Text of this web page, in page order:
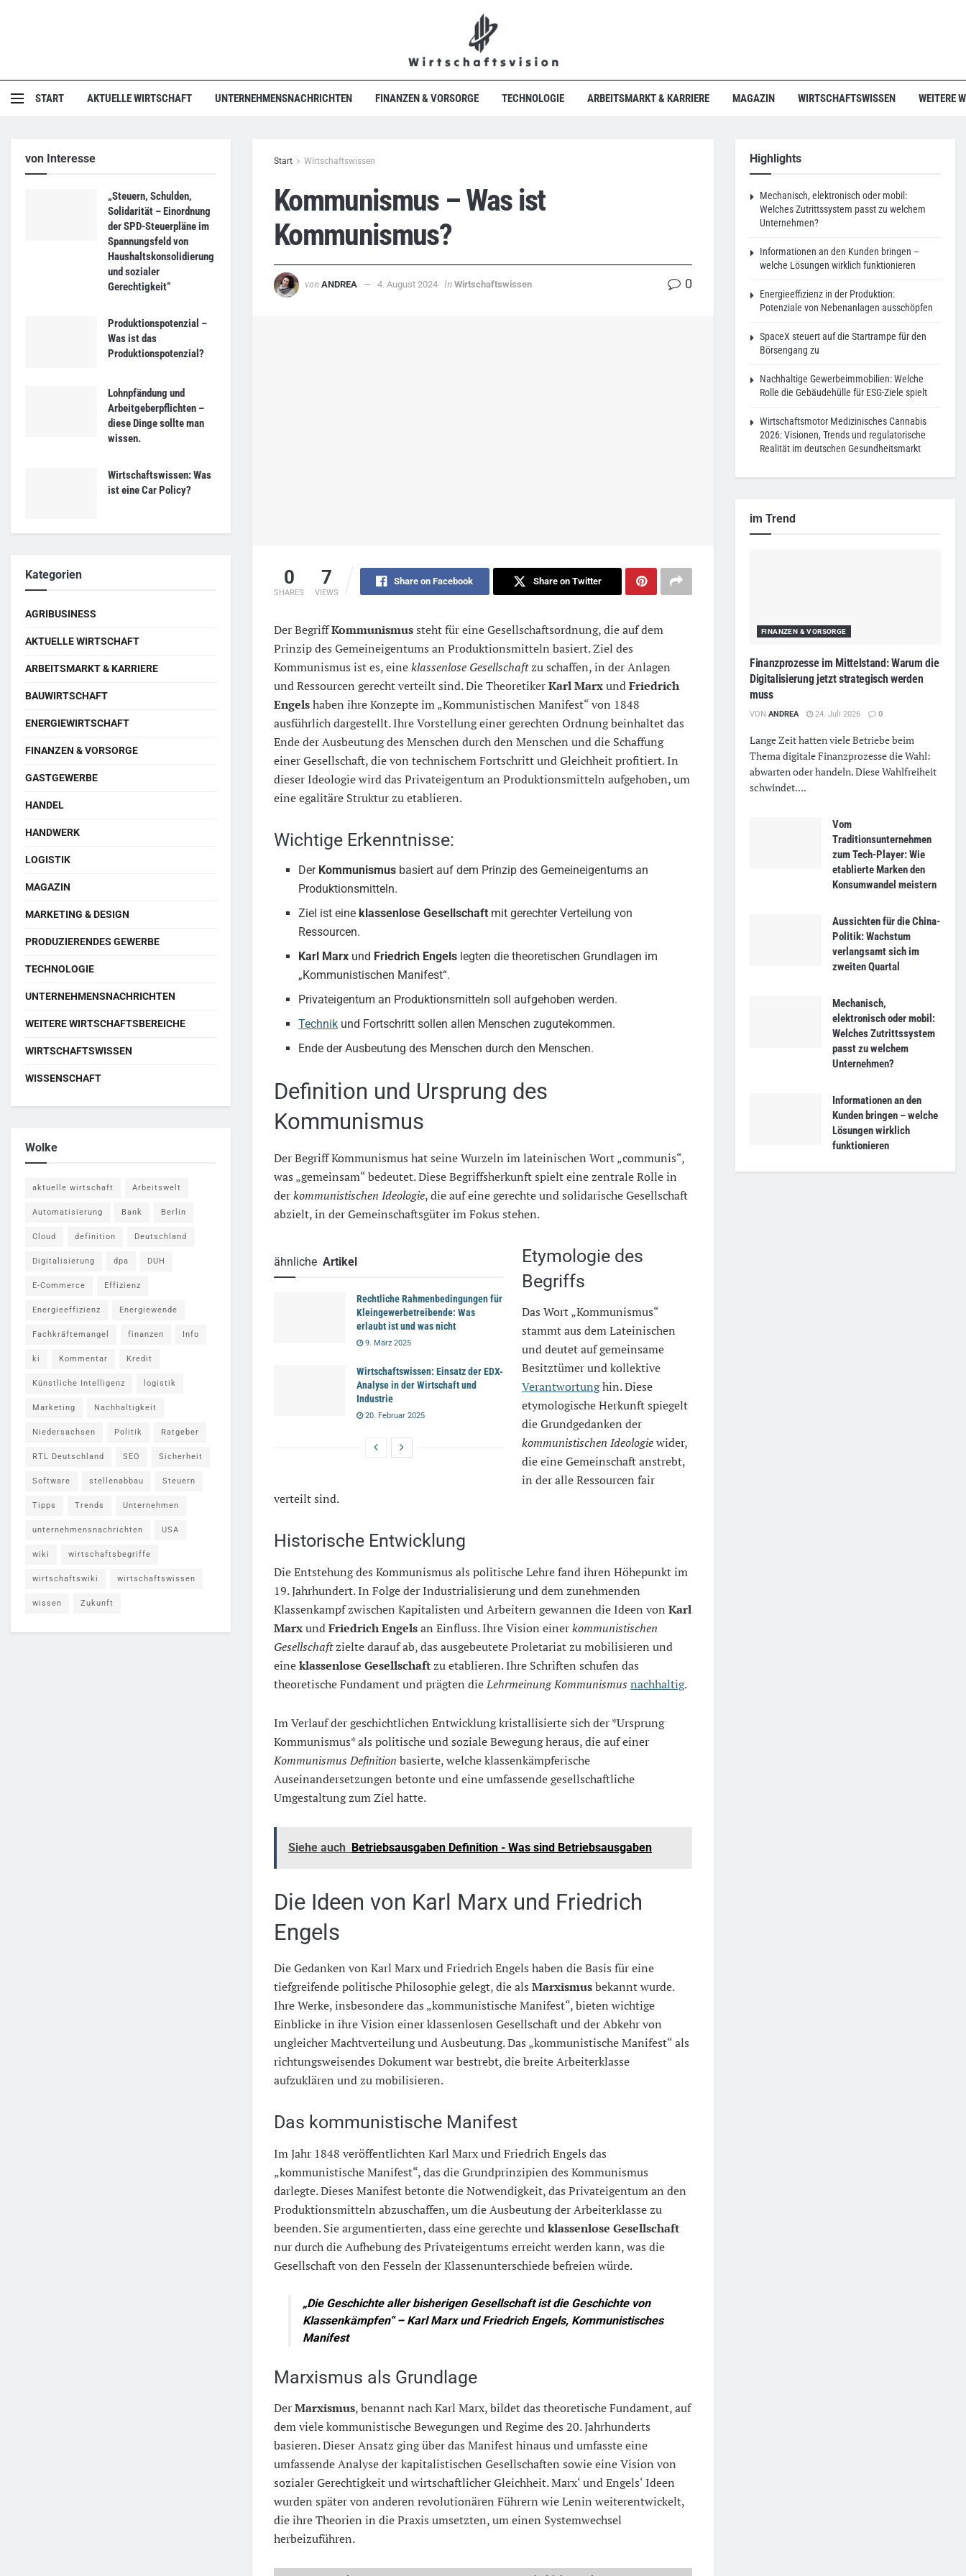
START AKTUELLE WIRTSCHAFT UNTERNEHMENSNACHRICHTEN FINANZEN & VORSORGE TECHNOLOGIE ARBEITSMARKT & KARRIERE MAGAZIN WIRTSCHAFTSWISSEN WEITERE
Start Wirtschaftswissen
Kommunismus – Was ist
Kommunismus?
von ANDREA 4. August 2024 in Wirtschaftswissen 0
0
SHARES
7
VIEWS
Share on Facebook Share on Twitter
Der BegriffKommunismussteht für eine Gesellschaftsordnung, die auf dem
Prinzip des Gemeineigentums an Produktionsmitteln basiert. Ziel des
Kommunismus ist es, eineklassenlose Gesellschaftzu schaffen, in der Anlagen
und Ressourcen gerecht verteilt sind. Die TheoretikerKarl MarxundFriedrich
Engelshaben ihre Konzepte im „Kommunistischen Manifest“ von 1848
ausführlich dargestellt. Ihre Vorstellung einer gerechten Ordnung beinhaltet das
Ende der Ausbeutung des Menschen durch den Menschen und die Schaffung
einer Gesellschaft, die von technischem Fortschritt und Gleichheit profitiert. In
dieser Ideologie wird das Privateigentum an Produktionsmitteln aufgehoben, um
eine egalitäre Struktur zu etablieren.
Wichtige Erkenntnisse:
Der Kommunismus basiert auf dem Prinzip des Gemeineigentums an
Produktionsmitteln.
Ziel ist eine klassenlose Gesellschaft mit gerechter Verteilung von
Ressourcen.
Karl Marx und Friedrich Engels legten die theoretischen Grundlagen im
„Kommunistischen Manifest“.
Privateigentum an Produktionsmitteln soll aufgehoben werden.
Technik und Fortschritt sollen allen Menschen zugutekommen.
Ende der Ausbeutung des Menschen durch den Menschen.
Definition und Ursprung des
Kommunismus
Der Begriff Kommunismus hat seine Wurzeln im lateinischen Wort „communis“,
was „gemeinsam“ bedeutet. Diese Begriffsherkunft spielt eine zentrale Rolle in
derkommunistischen Ideologie, die auf eine gerechte und solidarische Gesellschaft
abzielt, in der Gemeinschaftsgüter im Fokus stehen.
ähnliche Artikel
Rechtliche Rahmenbedingungen für
Kleingewerbetreibende: Was
erlaubt ist und was nicht
9. März 2025
Wirtschaftswissen: Einsatz der EDX-
Analyse in der Wirtschaft und
Industrie
20. Februar 2025
Etymologie des
Begriffs
Das Wort „Kommunismus“
stammt aus dem Lateinischen
und deutet auf gemeinsame
Besitztümer und kollektive
Verantwortunghin. Diese
etymologische Herkunft spiegelt
die Grundgedanken der
kommunistischen Ideologiewider,
die eine Gemeinschaft anstrebt,
in der alle Ressourcen fair
verteilt sind.
Historische Entwicklung
Die Entstehung des Kommunismus als politische Lehre fand ihren Höhepunkt im
19. Jahrhundert. In Folge der Industrialisierung und dem zunehmenden
Klassenkampf zwischen Kapitalisten und Arbeitern gewannen die Ideen von Karl
MarxundFriedrich Engelsan Einfluss. Ihre Vision einerkommunistischen
Gesellschaftzielte darauf ab, das ausgebeutete Proletariat zu mobilisieren und
eineklassenlose Gesellschaftzu etablieren. Ihre Schriften schufen das
theoretische Fundament und prägten dieLehrmeinung Kommunismus nachhaltig.
Im Verlauf der geschichtlichen Entwicklung kristallisierte sich der *Ursprung
Kommunismus* als politische und soziale Bewegung heraus, die auf einer
Kommunismus Definition basierte, welche klassenkämpferische
Auseinandersetzungen betonte und eine umfassende gesellschaftliche
Umgestaltung zum Ziel hatte.
Siehe auch Betriebsausgaben Definition - Was sind Betriebsausgaben
Die Ideen von Karl Marx und Friedrich
Engels
Die Gedanken von Karl Marx und Friedrich Engels haben die Basis für eine
tiefgreifende politische Philosophie gelegt, die als Marxismusbekannt wurde.
Ihre Werke, insbesondere das „kommunistische Manifest“, bieten wichtige
Einblicke in ihre Vision einer klassenlosen Gesellschaft und der Abkehr von
ungleicher Machtverteilung und Ausbeutung. Das „kommunistische Manifest“ als
richtungsweisendes Dokument war bestrebt, die breite Arbeiterklasse
aufzuklären und zu mobilisieren.
Das kommunistische Manifest
Im Jahr 1848 veröffentlichten Karl Marx und Friedrich Engels das
„kommunistische Manifest“, das die Grundprinzipien des Kommunismus
darlegte. Dieses Manifest betonte die Notwendigkeit, das Privateigentum an den
Produktionsmitteln abzuschaffen, um die Ausbeutung der Arbeiterklasse zu
beenden. Sie argumentierten, dass eine gerechte undklassenlose Gesellschaft
nur durch die Aufhebung des Privateigentums erreicht werden kann, was die
Gesellschaft von den Fesseln der Klassenunterschiede befreien würde.
„Die Geschichte aller bisherigen Gesellschaft ist die Geschichte von
Klassenkämpfen“ – Karl Marx und Friedrich Engels, Kommunistisches
Manifest
Marxismus als Grundlage
DerMarxismus, benannt nach Karl Marx, bildet das theoretische Fundament, auf
dem viele kommunistische Bewegungen und Regime des 20. Jahrhunderts
basieren. Dieser Ansatz ging über das Manifest hinaus und umfasste eine
umfassende Analyse der kapitalistischen Gesellschaften sowie eine Vision von
sozialer Gerechtigkeit und wirtschaftlicher Gleichheit. Marx‘ und Engels‘ Ideen
wurden später von anderen revolutionären Führern wie Lenin weiterentwickelt,
die ihre Theorien in die Praxis umsetzten, um einen Systemwechsel
herbeizuführen.
von Interesse
„Steuern, Schulden,
Solidarität – Einordnung
der SPD-Steuerpläne im
Spannungsfeld von
Haushaltskonsolidierung
und sozialer
Gerechtigkeit“
Produktionspotenzial –
Was ist das
Produktionspotenzial?
Lohnpfändung und
Arbeitgeberpflichten –
diese Dinge sollte man
wissen.
Wirtschaftswissen: Was
ist eine Car Policy?
Kategorien
AGRIBUSINESS
AKTUELLE WIRTSCHAFT
ARBEITSMARKT & KARRIERE
BAUWIRTSCHAFT
ENERGIEWIRTSCHAFT
FINANZEN & VORSORGE
GASTGEWERBE
HANDEL
HANDWERK
LOGISTIK
MAGAZIN
MARKETING & DESIGN
PRODUZIERENDES GEWERBE
TECHNOLOGIE
UNTERNEHMENSNACHRICHTEN
WEITERE WIRTSCHAFTSBEREICHE
WIRTSCHAFTSWISSEN
WISSENSCHAFT
Wolke
aktuelle wirtschaft Arbeitswelt
Automatisierung Bank Berlin
Cloud definition Deutschland
Digitalisierung dpa DUH
E-Commerce Effizienz
Energieeffizienz Energiewende
Fachkräftemangel finanzen Info
ki Kommentar Kredit
Künstliche Intelligenz logistik
Marketing Nachhaltigkeit
Niedersachsen Politik Ratgeber
RTL Deutschland SEO Sicherheit
Software stellenabbau Steuern
Tipps Trends Unternehmen
unternehmensnachrichten USA
wiki wirtschaftsbegriffe
wirtschaftswiki wirtschaftswissen
wissen Zukunft
Highlights
Mechanisch, elektronisch oder mobil:
Welches Zutrittssystem passt zu welchem
Unternehmen?
Informationen an den Kunden bringen –
welche Lösungen wirklich funktionieren
Energieeffizienz in der Produktion:
Potenziale von Nebenanlagen ausschöpfen
SpaceX steuert auf die Startrampe für den
Börsengang zu
Nachhaltige Gewerbeimmobilien: Welche
Rolle die Gebäudehülle für ESG-Ziele spielt
Wirtschaftsmotor Medizinisches Cannabis
2026: Visionen, Trends und regulatorische
Realität im deutschen Gesundheitsmarkt
im Trend
FINANZEN & VORSORGE
Finanzprozesse im Mittelstand: Warum die
Digitalisierung jetzt strategisch werden
muss
VON ANDREA 24. Juli 2026 0
Lange Zeit hatten viele Betriebe beim
Thema digitale Finanzprozesse die Wahl:
abwarten oder handeln. Diese Wahlfreiheit
schwindet....
Vom
Traditionsunternehmen
zum Tech-Player: Wie
etablierte Marken den
Konsumwandel meistern
Aussichten für die China-
Politik: Wachstum
verlangsamt sich im
zweiten Quartal
Mechanisch,
elektronisch oder mobil:
Welches Zutrittssystem
passt zu welchem
Unternehmen?
Informationen an den
Kunden bringen – welche
Lösungen wirklich
funktionieren